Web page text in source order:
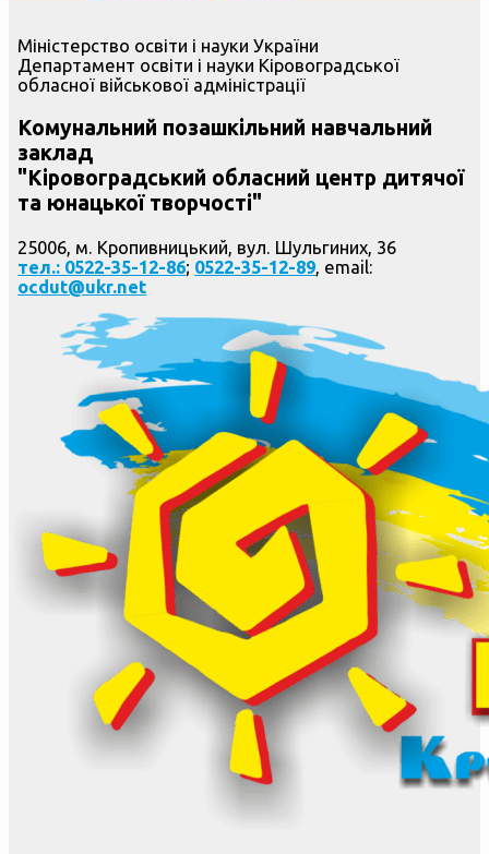
Міністерство освіти і науки України
Департамент освіти і науки Кіровоградської
обласної військової адміністрації
Комунальний позашкільний навчальний
заклад
"Кіровоградський обласний центр дитячої
та юнацької творчості"
25006, м. Кропивницький, вул. Шульгиних, 36
тел.: 0522-35-12-86; 0522-35-12-89, email:
ocdut@ukr.net